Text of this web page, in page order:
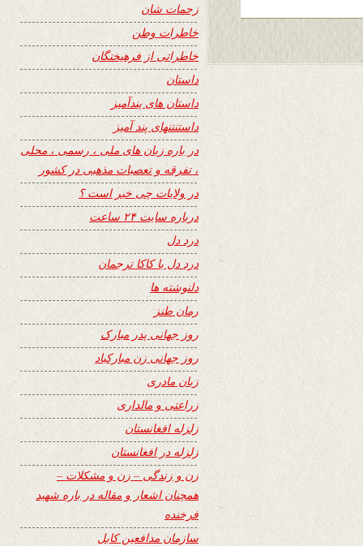
زحمات شان
خاطرات وطن
خاطراتی از فرهیختگان
داستان
داستان های پندآمیز
داستنتنهای پند آمیز
در باره زبان های ملی ، رسمی ، محلی
، تفرقه و تعصبات مذهبی در کشور
در ولایات چی خبر است ؟
درباره سایت ۲۴ ساعت
درد دل
درد دل با کاکا ترجمان
دلنوشته ها
رمان طنز
روز جهانی پدر مبارک
روز جهانی زن مبارکباد
زبان مادری
زراعتی و مالداری
زلزله افغانستان
زلزله در افغانستان
زن و زندگی – زن و مشکلات –
همچنان اشعار و مقاله در باره شهید
فرخنده
سازمان مدافعین کابل